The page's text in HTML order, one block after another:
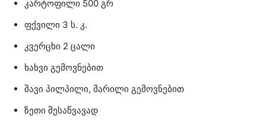
კარტოფილი 500 გრ
ფქვილი 3 ს. კ.
კვერცხი 2 ცალი
ხახვი გემოვნებით
შავი პილპილი, მარილი გემოვნებით
ზეთი შესაწვავად